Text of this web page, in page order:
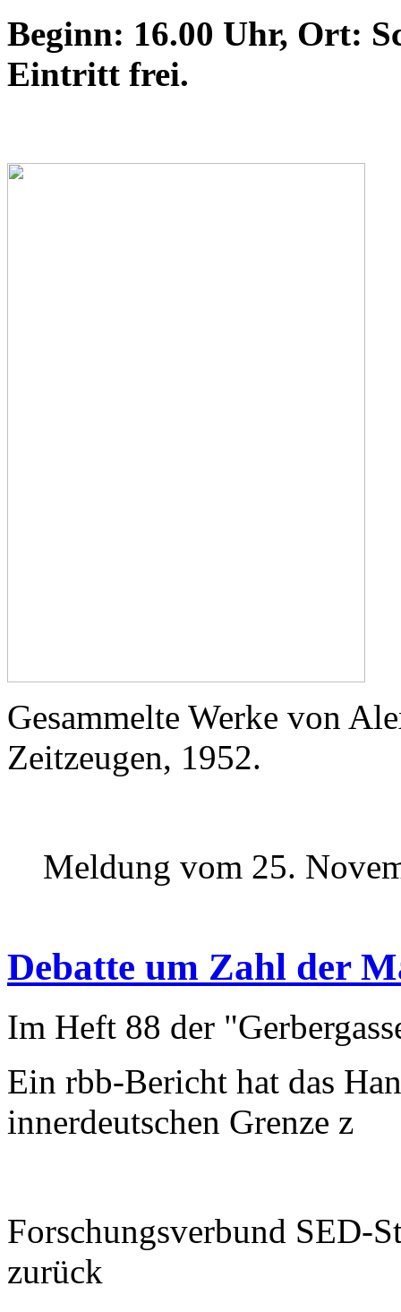
Beginn: 16.00 Uhr, Ort:
Eintritt frei.
Gesammelte Werke von
Zeitzeugen, 1952.
Meldung vom 25.
Debatte um Zahl der
Im Heft 88 der
Ein rbb-Bericht hat das
innerdeutschen Grenze z
Forschungsverbund SED-
zurück